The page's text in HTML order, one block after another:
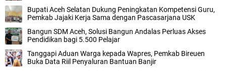
Bupati Aceh Selatan Dukung Peningkatan Kompetensi Guru,
Pemkab Jajaki Kerja Sama dengan Pascasarjana USK
‎Bangun SDM Aceh, Solusi Bangun Andalas Perluas Akses
Pendidikan bagi 5.500 Pelajar ‎
Tanggapi Aduan Warga kepada Wapres, Pemkab Bireuen
Buka Data Riil Penyaluran Bantuan Banjir